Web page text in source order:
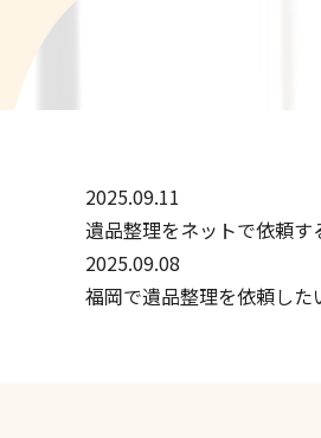
2025.09.11
遺品整理をネットで依頼す
2025.09.08
福岡で遺品整理を依頼し